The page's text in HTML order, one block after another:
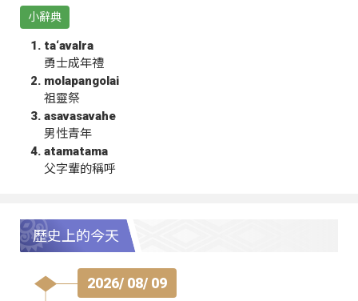
小辭典
ta‘avalra
勇士成年禮
molapangolai
祖靈祭
asavasavahe
男性青年
atamatama
父字輩的稱呼
歷史上的今天
2026/ 08/ 09